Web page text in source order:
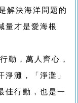
解決海洋問題的
量才是愛海根
動，萬人齊心，
淨灘，「淨灘」
佳行動，也是一